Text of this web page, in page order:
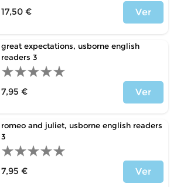
17,50 €
Ver
great expectations, usborne english
readers 3
7,95 €
Ver
romeo and juliet, usborne english readers
3
7,95 €
Ver